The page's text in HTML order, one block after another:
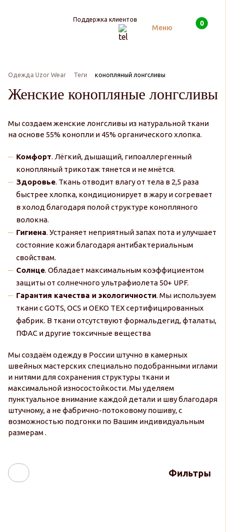
Поддержка клиентов
Меню
Поиск 0
Одежда Uzor Wear Теги конопляный лонгсливы
Женские конопляные лонгсливы
Мы создаем женские лонгсливы из натуральной ткани
на основе 55% конопли и 45% органического хлопка.
Комфорт. Лёгкий, дышащий, гипоаллергенный
конопляный трикотаж тянется и не мнётся.
Здоровье. Ткань отводит влагу от тела в 2,5 раза
быстрее хлопка, кондиционирует в жару и согревает
в холод благодаря полой структуре конопляного
волокна.
Гигиена. Устраняет неприятный запах пота и улучшает
состояние кожи благодаря антибактериальным
свойствам.
Солнце. Обладает максимальным коэффициентом
защиты от солнечного ультрафиолета 50+ UPF.
Гарантия качества и экологичности. Мы используем
ткани с GOTS, OCS и OEKO TEX сертифицированных
фабрик. В ткани отсутствуют формальдегид, фталаты,
ПФАС и другие токсичные вещества
Мы создаём одежду в России штучно в камерных
швейных мастерских специально подобранными иглами
и нитями для сохранения структуры ткани и
максимальной износостойкости. Мы уделяем
пунктуальное внимание каждой детали и шву благодаря
штучному, а не фабрично-потоковому пошиву, с
возможностью подгонки по Вашим индивидуальным
размерам .
Фильтры